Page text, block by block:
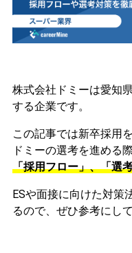
株式会社ドミーは愛知
する企業です。
この記事では新卒採用
ドミーの選考を進める
「採用フロー」、「選
ESや面接に向けた対策
るので、ぜひ参考にし